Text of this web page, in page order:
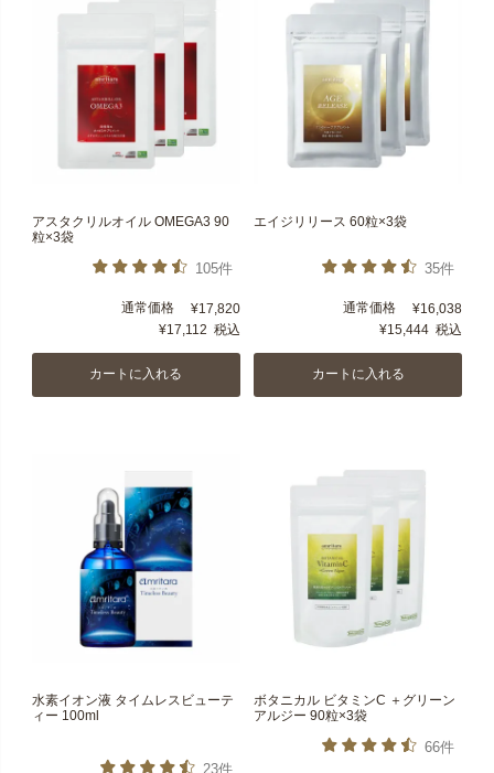
アスタクリルオイル OMEGA3 90
粒×3袋
105件
通常価格 ¥17,820
¥17,112 税込
カートに入れる
エイジリリース 60粒×3袋
35件
通常価格 ¥16,038
¥15,444 税込
カートに入れる
水素イオン液 タイムレスビューテ
ィー 100ml
23件
ボタニカル ビタミンC ＋グリーン
アルジー 90粒×3袋
66件